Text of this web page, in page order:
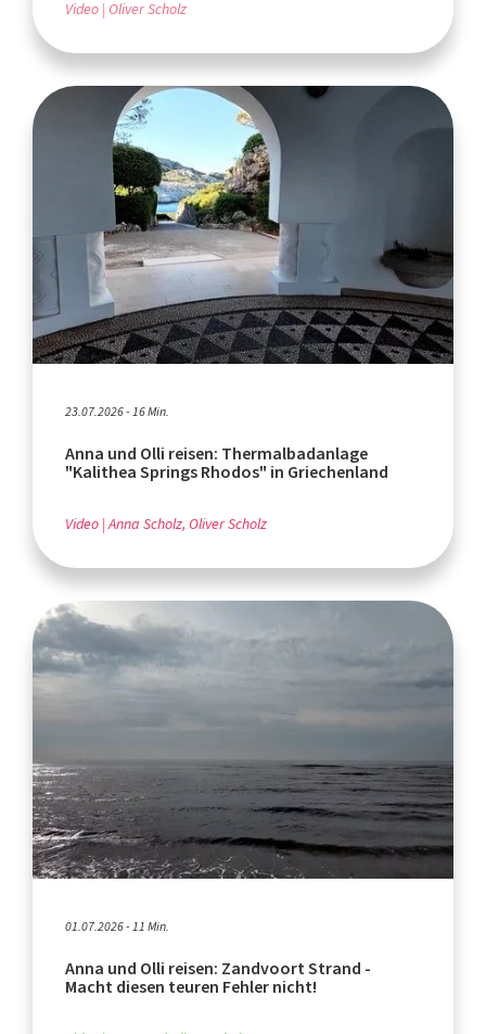
Video Oliver Scholz
23.07.2026 - 16 Min.
Anna und Olli reisen: Thermalbadanlage
"Kalithea Springs Rhodos" in Griechenland
Video Anna Scholz, Oliver Scholz
01.07.2026 - 11 Min.
Anna und Olli reisen: Zandvoort Strand -
Macht diesen teuren Fehler nicht!